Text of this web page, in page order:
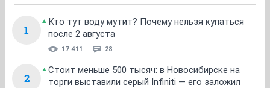
1
Кто тут воду мутит? Почему нельзя купаться
после 2 августа
17 411 28
2
Стоит меньше 500 тысяч: в Новосибирске на
торги выставили серый Infiniti — его заложил